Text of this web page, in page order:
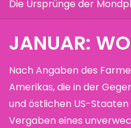
Die Ursprünge der
JANUAR:
Nach Angaben des
Amerikas, die in der
und östlichen US-
Vergaben eines